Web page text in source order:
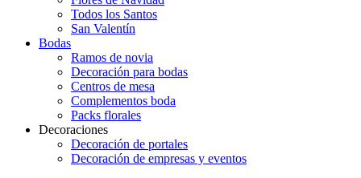
Todos los Santos
San Valentín
Bodas
Ramos de novia
Decoración para bodas
Centros de mesa
Complementos boda
Packs florales
Decoraciones
Decoración de portales
Decoración de empresas y eventos